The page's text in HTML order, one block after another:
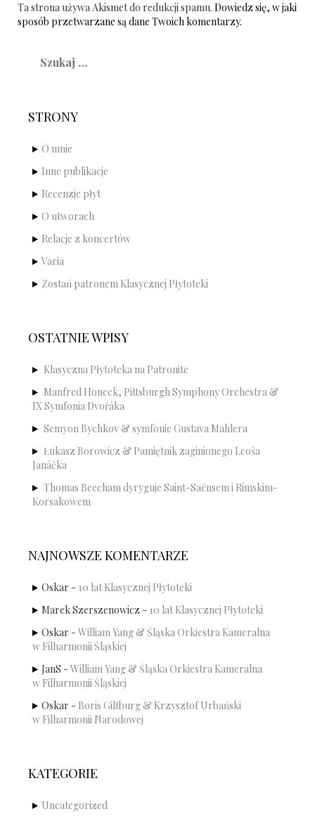
Ta strona używa Akismet do redukcji spamu. Dowiedz się, w jaki
sposób przetwarzane są dane Twoich komentarzy.
STRONY
O mnie
Inne publikacje
Recenzje płyt
O utworach
Relacje z koncertów
Varia
Zostań patronem Klasycznej Płytoteki
OSTATNIE WPISY
Klasyczna Płytoteka na Patronite
Manfred Honeck, Pittsburgh Symphony Orchestra &
IX Symfonia Dvořáka
Semyon Bychkov & symfonie Gustava Mahlera
Łukasz Borowicz & Pamiętnik zaginionego Leoša
Janáčka
Thomas Beecham dyryguje Saint-Saënsem i Rimskim-
Korsakowem
NAJNOWSZE KOMENTARZE
Oskar - 10 lat Klasycznej Płytoteki
Marek Szerszenowicz - 10 lat Klasycznej Płytoteki
Oskar - William Yang & Śląska Orkiestra Kameralna
w Filharmonii Śląskiej
JanS - William Yang & Śląska Orkiestra Kameralna
w Filharmonii Śląskiej
Oskar - Boris Giltburg & Krzysztof Urbański
w Filharmonii Narodowej
KATEGORIE
Uncategorized